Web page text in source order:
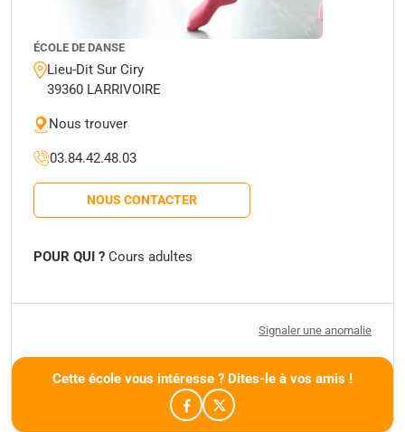
ÉCOLE DE DANSE
Lieu-Dit Sur Ciry
39360 LARRIVOIRE
Nous trouver
03.84.42.48.03
NOUS CONTACTER
POUR QUI ? Cours adultes
Signaler une anomalie
Cette école vous intéresse ? Dites-le à vos amis !